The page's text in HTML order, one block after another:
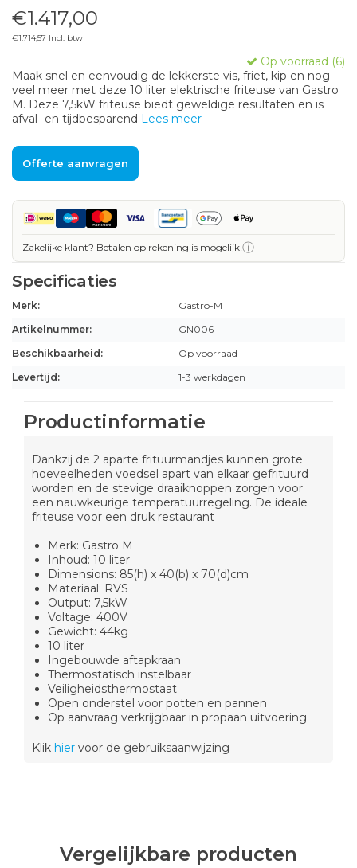
€1.417,00
€1.714,57 Incl. btw
Op voorraad (6)
Maak snel en eenvoudig de lekkerste vis, friet, kip en nog
veel meer met deze 10 liter elektrische friteuse van Gastro
M. Deze 7,5kW friteuse biedt geweldige resultaten en is
afval- en tijdbesparend Lees meer
Offerte aanvragen
Zakelijke klant? Betalen op rekening is mogelijk!ⓘ
Specificaties
Merk:
Gastro-M
Artikelnummer:
GN006
Beschikbaarheid:
Op voorraad
Levertijd:
1-3 werkdagen
Productinformatie
Dankzij de 2 aparte frituurmandjes kunnen grote
hoeveelheden voedsel apart van elkaar gefrituurd
worden en de stevige draaiknoppen zorgen voor
een nauwkeurige temperatuurregeling. De ideale
friteuse voor een druk restaurant
Merk: Gastro M
Inhoud: 10 liter
Dimensions: 85(h) x 40(b) x 70(d)cm
Materiaal: RVS
Output: 7,5kW
Voltage: 400V
Gewicht: 44kg
10 liter
Ingebouwde aftapkraan
Thermostatisch instelbaar
Veiligheidsthermostaat
Open onderstel voor potten en pannen
Op aanvraag verkrijgbaar in propaan uitvoering
Klik hier voor de gebruiksaanwijzing
Vergelijkbare producten